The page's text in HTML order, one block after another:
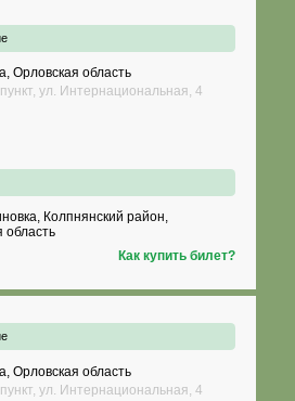
Орловская область
ул. Интернациональная, 4
Колпнянский район,
область
Как купить билет?
Орловская область
ул. Интернациональная, 4